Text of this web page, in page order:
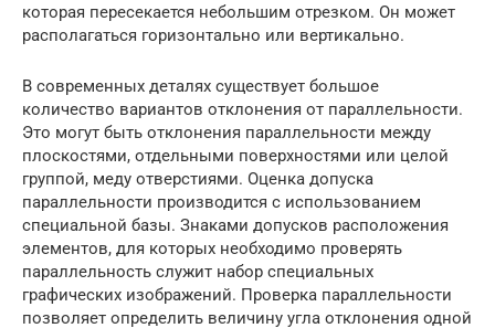
которая пересекается небольшим отрезком. Он может
располагаться горизонтально или вертикально.
В современных деталях существует большое
количество вариантов отклонения от параллельности.
Это могут быть отклонения параллельности между
плоскостями, отдельными поверхностями или целой
группой, меду отверстиями. Оценка допуска
параллельности производится с использованием
специальной базы. Знаками допусков расположения
элементов, для которых необходимо проверять
параллельность служит набор специальных
графических изображений. Проверка параллельности
позволяет определить величину угла отклонения одной